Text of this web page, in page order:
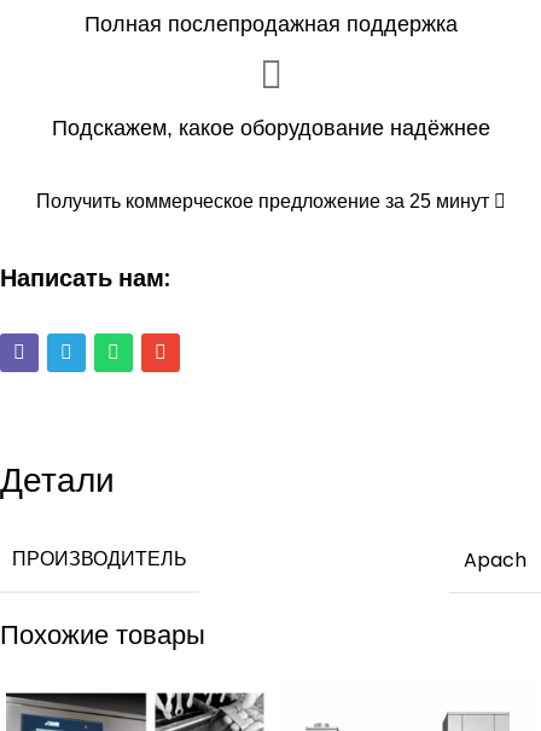
Полная послепродажная поддержка
Подскажем, какое оборудование надёжнее
Получить коммерческое предложение за 25 минут
Написать нам:
Детали
ПРОИЗВОДИТЕЛЬ Apach
Похожие товары